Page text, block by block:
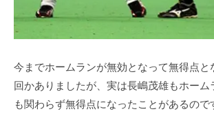
今までホームランが無効となって無得点と
回かありましたが、実は長嶋茂雄もホーム
も関わらず無得点になったことがあるので